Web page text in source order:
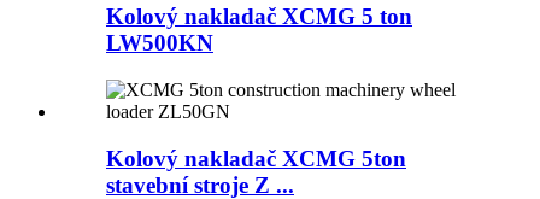
Kolový nakladač XCMG 5 ton
LW500KN
Kolový nakladač XCMG 5ton
stavební stroje Z ...